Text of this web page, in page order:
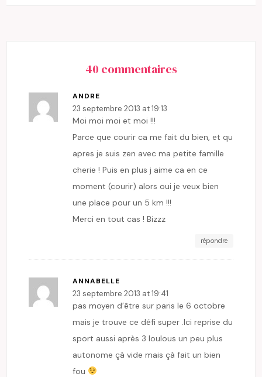
40 commentaires
ANDRE
23 septembre 2013 at 19:13
Moi moi moi et moi !!!
Parce que courir ca me fait du bien, et qu
apres je suis zen avec ma petite famille
cherie ! Puis en plus j aime ca en ce
moment (courir) alors oui je veux bien
une place pour un 5 km !!!
Merci en tout cas ! Bizzz
répondre
ANNABELLE
23 septembre 2013 at 19:41
pas moyen d’être sur paris le 6 octobre
mais je trouve ce défi super .Ici reprise du
sport aussi après 3 loulous un peu plus
autonome çà vide mais çà fait un bien
fou